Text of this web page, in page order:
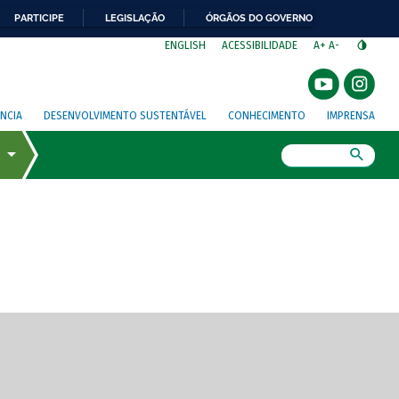
PARTICIPE LEGISLAÇÃO ÓRGÃOS DO GOVERNO
ENGLISH ACESSIBILIDADE A+ A-
DESENVOLVIMENTO SUSTENTÁVEL CONHECIMENTO IMPRENSA
de tela